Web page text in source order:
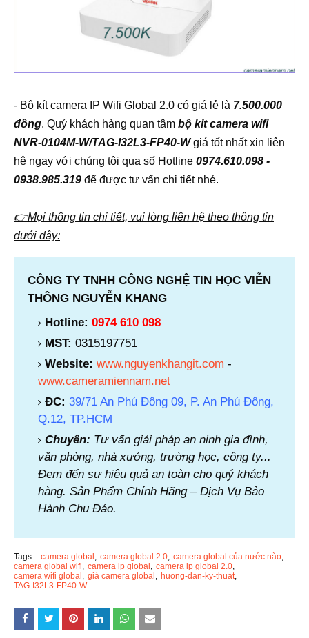
- Bộ kít camera IP Wifi Global 2.0 có giá lẻ là 7.500.000
đồng. Quý khách hàng quan tâm bộ kit camera wifi
NVR-0104M-W/TAG-I32L3-FP40-Wgiá tốt nhất xin liên
hệ ngay với chúng tôi qua số Hotline 0974.610.098 -
0938.985.319 để được tư vấn chi tiết nhé.
👉Mọi thông tin chi tiết, vui lòng liên hệ theo thông tin
dưới đây:
CÔNG TY TNHH CÔNG NGHỆ TIN HỌC VIỄN
THÔNG NGUYỄN KHANG
Hotline: 0974 610 098
MST: 0315197751
Website: www.nguyenkhangit.com -
www.cameramiennam.net
ĐC: 39/71 An Phú Đông 09, P. An Phú Đông,
Q.12, TP.HCM
Chuyên: Tư vấn giải pháp an ninh gia đình,
văn phòng, nhà xưởng, trường học, công ty...
Đem đến sự hiệu quả an toàn cho quý khách
hàng. Sản Phẩm Chính Hãng – Dịch Vụ Bảo
Hành Chu Đáo.
Tags: camera global camera global 2.0 camera global của nước nào
camera global wifi
camera ip global
camera ip global 2.0
camera wifi global
giá camera global
huong-dan-ky-thuat
TAG-I32L3-FP40-W